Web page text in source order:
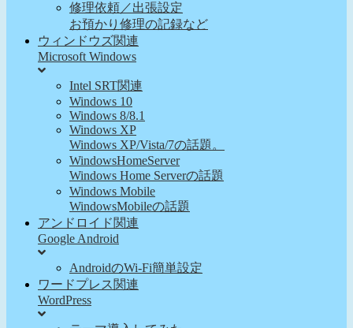
修理依頼／出張設定
お預かり修理の記録など
ウィンドウズ関連
Microsoft Windows
Intel SRT関連
Windows 10
Windows 8/8.1
Windows XP
Windows XP/Vista/7の話題。
WindowsHomeServer
Windows Home Serverの話題
Windows Mobile
WindowsMobileの話題
アンドロイド関連
Google Android
AndroidのWi-Fi簡単設定
ワードプレス関連
WordPress